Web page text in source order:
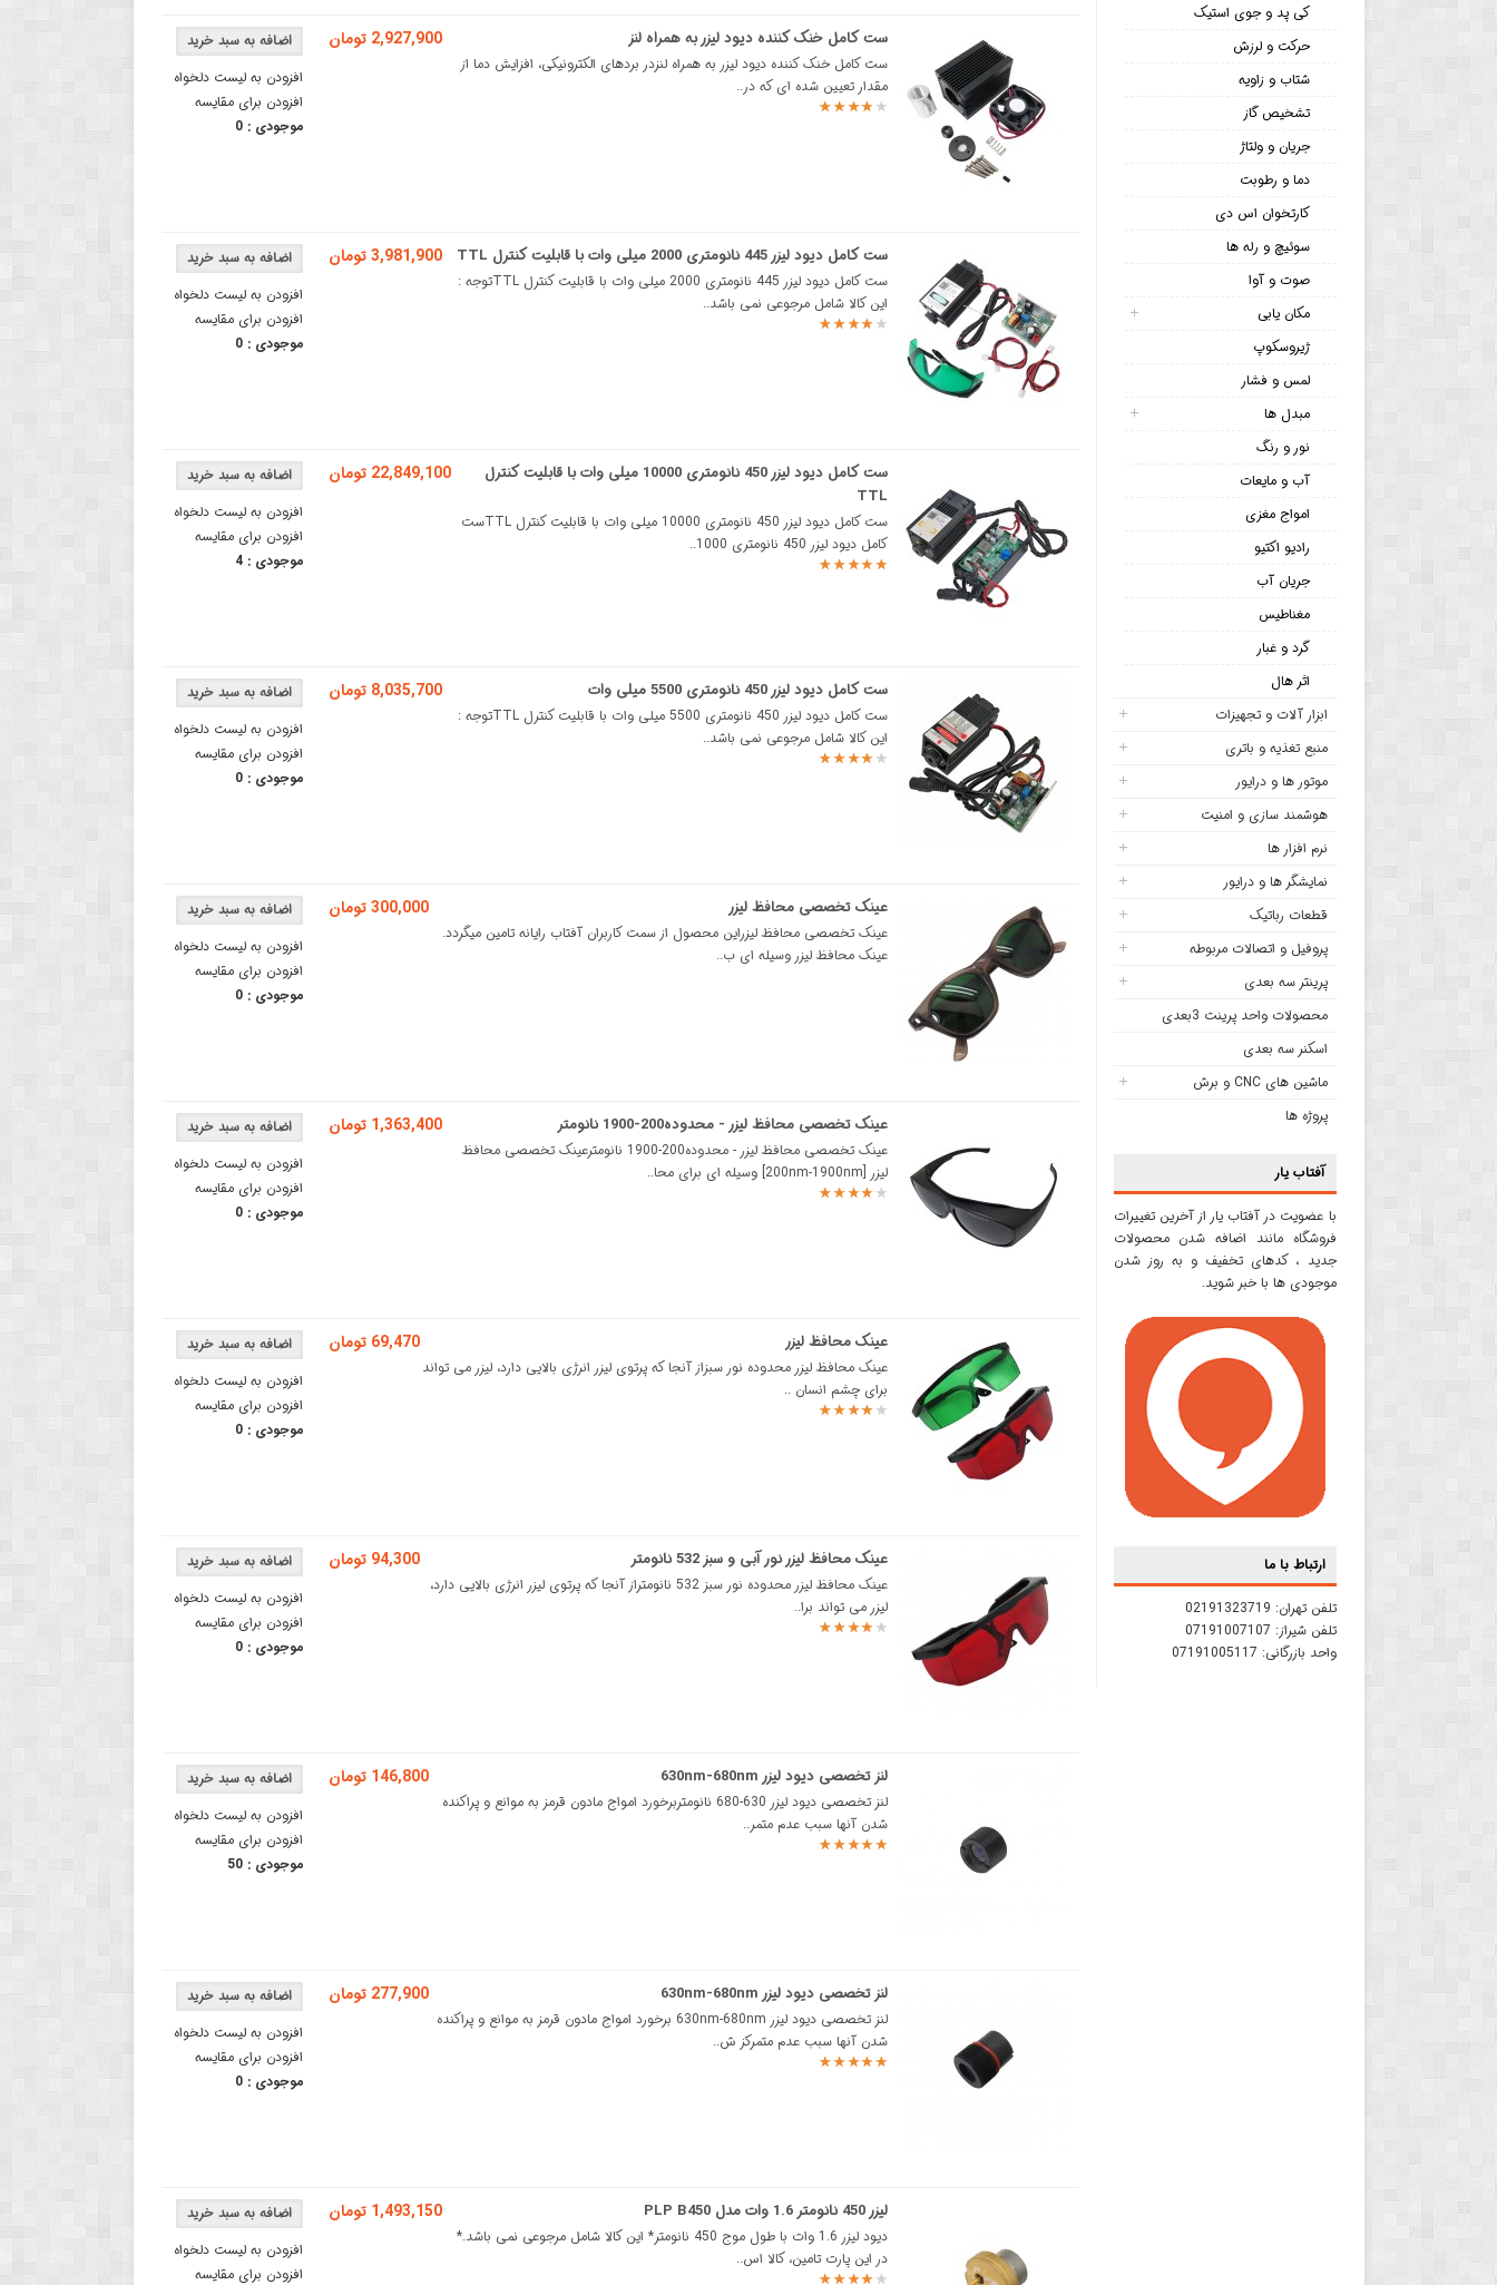
کی پد و جوی استیک
حرکت و لرزش
شتاب و زاویه
تشخیص گاز
جریان و ولتاژ
دما و رطوبت
کارتخوان اس دی
سوئیچ و رله ها
صوت و آوا
مکان یابی
ژیروسکوپ
لمس و فشار
مبدل ها
نور و رنگ
آب و مایعات
امواج مغزی
رادیو اکتیو
جریان آب
مغناطیس
گرد و غبار
اثر هال
ابزار آلات و تجهیزات
منبع تغذیه و باتری
موتور ها و درایور
هوشمند سازی و امنیت
نرم افزار ها
نمایشگر ها و درایور
قطعات رباتیک
پروفیل و اتصالات مربوطه
پرینتر سه بعدی
محصولات واحد پرینت 3بعدی
اسکنر سه بعدی
ماشین های CNC و برش
پروژه ها
آفتاب یار
با عضویت در آفتاب یار از آخرین تغییرات
فروشگاه مانند اضافه شدن محصولات
جدید ، کدهای تخفیف و به روز شدن
موجودی ها با خبر شوید.
ارتباط با ما
تلفن تهران: 02191323719
تلفن شیراز: 07191007107
واحد بازرگانی: 07191005117
افزودن به لیست دلخواه
افزودن برای مقایسه
موجودی :0
2,927,900 تومان ست کامل خنک کننده دیود لیزر به همراه لنز
ست کامل خنک کننده دیود لیزر به همراه لنزدر بردهای الکترونیکی، افزایش دما از
مقدار تعیین شده ای که در..
افزودن به لیست دلخواه
افزودن برای مقایسه
موجودی :0
3,981,900 تومان ست کامل دیود لیزر 445 نانومتری 2000 میلی وات با قابلیت کنترل TTL
ست کامل دیود لیزر 445 نانومتری 2000 میلی وات با قابلیت کنترل TTLتوجه :
این کالا شامل مرجوعی نمی باشد..
افزودن به لیست دلخواه
افزودن برای مقایسه
موجودی :4
22,849,100 تومان
ست کامل دیود لیزر 450 نانومتری 10000 میلی وات با قابلیت کنترل
TTL
ست کامل دیود لیزر 450 نانومتری 10000 میلی وات با قابلیت کنترل TTLست
کامل دیود لیزر 450 نانومتری 1000..
افزودن به لیست دلخواه
افزودن برای مقایسه
موجودی :0
8,035,700 تومان ست کامل دیود لیزر 450 نانومتری 5500 میلی وات
ست کامل دیود لیزر 450 نانومتری 5500 میلی وات با قابلیت کنترل TTLتوجه :
این کالا شامل مرجوعی نمی باشد..
افزودن به لیست دلخواه
افزودن برای مقایسه
موجودی :0
300,000 تومان عینک تخصصی محافظ لیزر
عینک تخصصی محافظ لیزراین محصول از سمت کاربران آفتاب رایانه تامین میگردد.
عینک محافظ لیزر وسیله ای ب..
افزودن به لیست دلخواه
افزودن برای مقایسه
موجودی :0
1,363,400 تومان عینک تخصصی محافظ لیزر - محدوده200-1900 نانومتر
عینک تخصصی محافظ لیزر - محدوده200-1900 نانومترعینک تخصصی محافظ
لیزر [200nm-1900nm] وسیله ای برای محا..
افزودن به لیست دلخواه
افزودن برای مقایسه
موجودی :0
69,470 تومان عینک محافظ لیزر
عینک محافظ لیزر محدوده نور سبزاز آنجا که پرتوی لیزر انرژی بالایی دارد، لیزر می تواند
برای چشم انسان ..
افزودن به لیست دلخواه
افزودن برای مقایسه
موجودی :0
94,300 تومان عینک محافظ لیزر نور آبی و سبز 532 نانومتر
عینک محافظ لیزر محدوده نور سبز 532 نانومتراز آنجا که پرتوی لیزر انرژی بالایی دارد،
لیزر می تواند برا..
افزودن به لیست دلخواه
افزودن برای مقایسه
موجودی :50
146,800 تومان لنز تخصصی دیود لیزر 630nm-680nm
لنز تخصصی دیود لیزر 630-680 نانومتربرخورد امواج مادون قرمز به موانع و پراکنده
شدن آنها سبب عدم متمر..
افزودن به لیست دلخواه
افزودن برای مقایسه
موجودی :0
277,900 تومان لنز تخصصی دیود لیزر 630nm-680nm
لنز تخصصی دیود لیزر 630nm-680nm برخورد امواج مادون قرمز به موانع و پراکنده
شدن آنها سبب عدم متمرکز ش..
افزودن به لیست دلخواه
افزودن برای مقایسه
1,493,150 تومان لیزر 450 نانومتر 1.6 وات مدل PLP B450
دیود لیزر 1.6 وات با طول موج 450 نانومتر* این کالا شامل مرجوعی نمی باشد.*
در این پارت تامین، کالا اس..